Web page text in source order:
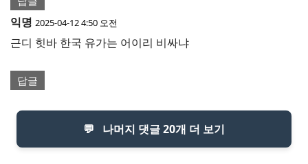
익명 2025-04-12 4:50 오전
근디 힛바 한국 유가는 어이리 비싸냐
답글
💬 나머지 댓글 20개 더 보기